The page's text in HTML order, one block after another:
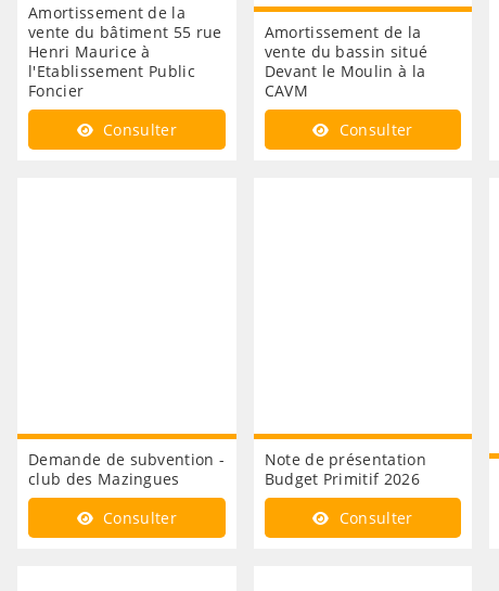
Amortissement de la
vente du bâtiment 55 rue
Henri Maurice à
l'Etablissement Public
Foncier
Consulter
Amortissement de la
vente du bassin situé
Devant le Moulin à la
CAVM
Consulter
Demande de subvention -
club des Mazingues
Consulter
Note de présentation
Budget Primitif 2026
Consulter